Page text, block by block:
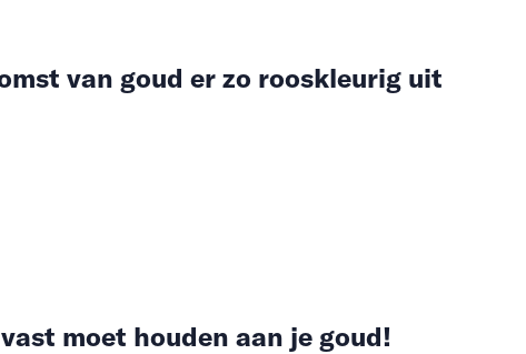
van goud er zo rooskleurig uit
moet houden aan je goud!